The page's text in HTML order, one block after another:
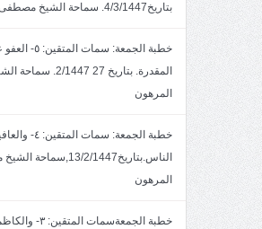
بتاريخ4/3/1447. سماحة الشيخ مصطفى المرهون
خطبة الجمعة: سمات المتقين:
المقدرة. بتاريخ 27 2/
المرهون
خطبة الجمعة: سمات
الناس.بتاريخ13/2/
المرهون
خطبة الجمعةسمات